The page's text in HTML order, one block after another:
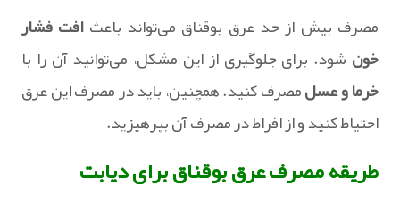
مصرف بیش از حد عرق بوقناق می‌تواند باعثافت فشار
خون شود. برای جلوگیری از این مشکل، می‌توانید آن را با
خرما و عسلمصرف کنید. همچنین، باید در مصرف این عرق
احتیاط کنید و از افراط در مصرف آن بپرهیزید.
طریقه مصرف عرق بوقناق برای دیابت